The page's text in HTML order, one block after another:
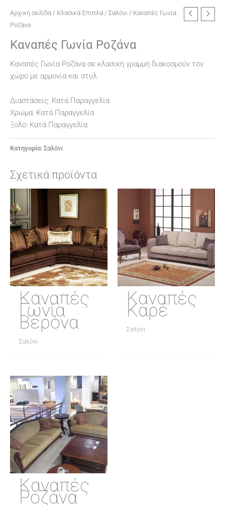
Αρχική σελίδα / Κλασικά Έπιπλα / Σαλόνι / Καναπές Γωνία
Ροζάνα
Καναπές Γωνία Ροζάνα
Καναπές Γωνία Ροζάνα σε κλασική γραμμή διακοσμούν τον
χώρο με αρμονία και στυλ
Διαστάσεις: Κατά Παραγγελία
Χρώμα: Κατά Παραγγελία
Ξύλο: Κατά Παραγγελία
Κατηγορία: Σαλόνι
Σχετικά προϊόντα
Καναπές
Γωνία
Βερόνα
Σαλόνι
Καναπές
Καρέ
Σαλόνι
Καναπές
Ροζάνα